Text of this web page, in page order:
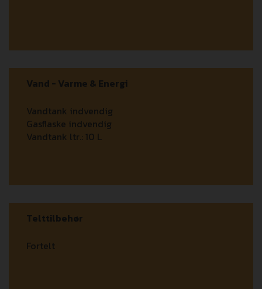
Vand - Varme & Energi
Vandtank indvendig
Gasflaske indvendig
Vandtank ltr.: 10 L
Telttilbehør
Fortelt